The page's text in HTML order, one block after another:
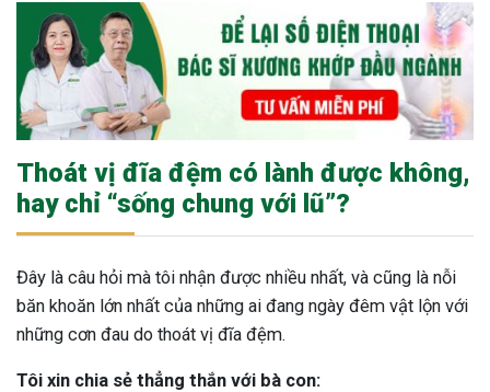
Thoát vị đĩa đệm có lành được không,
hay chỉ “sống chung với lũ”?
Đây là câu hỏi mà tôi nhận được nhiều nhất, và cũng là nỗi
băn khoăn lớn nhất của những ai đang ngày đêm vật lộn với
những cơn đau do thoát vị đĩa đệm.
Tôi xin chia sẻ thẳng thắn với bà con: